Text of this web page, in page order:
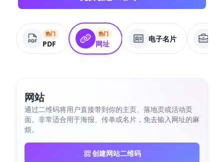
热门
PDF
热门
网址
电子名片
网站
通过二维码将用户直接带到你的主页、落地页或活动页
面。非常适合用于海报、传单或名片，免去输入网址的麻
烦。
创建网站二维码